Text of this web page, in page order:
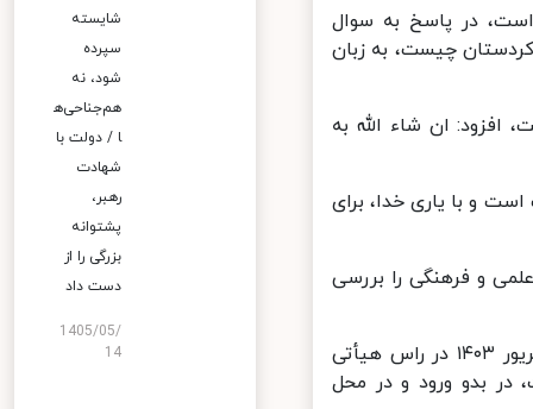
در پاسخ به سوال
چیست، به زبان
ان شاء الله به
و با یاری خدا، برای
و فرهنگی را بررسی
دکتر مسعود پزشکیان که از نخستین ساعات صبح امروز چهارشنبه ۲۱ شهریور ۱۴۰۳ در راس هیأتی
بدو ورود و در محل
شایسته
سپرده
شود، نه
هم‌جناحی‌ه
ا / دولت با
شهادت
رهبر،
پشتوانه
بزرگی را از
دست داد
1405/05/
14